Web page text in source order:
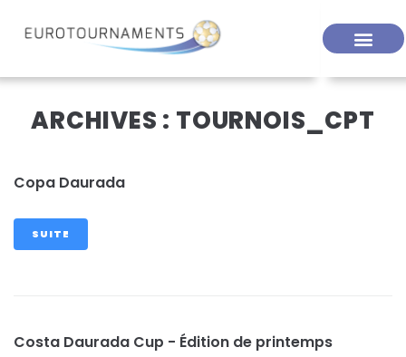
ARCHIVES : TOURNOIS_CPT
Copa Daurada
SUITE
Costa Daurada Cup - Édition de printemps